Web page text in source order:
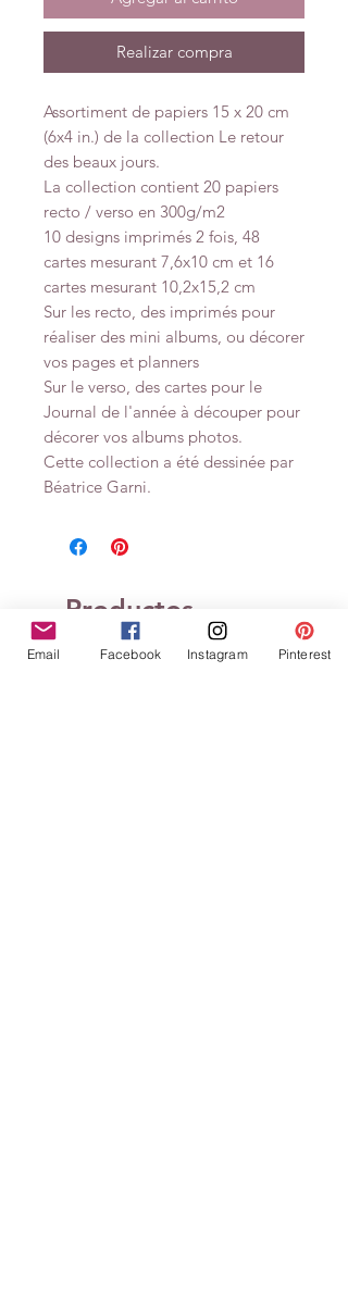
Realizar compra
Assortiment de papiers 15 x 20 cm
(6x4 in.) de la collection Le retour
des beaux jours.
La collection contient 20 papiers
recto / verso en 300g/m2
10 designs imprimés 2 fois, 48
cartes mesurant 7,6x10 cm et 16
cartes mesurant 10,2x15,2 cm
Sur les recto, des imprimés pour
réaliser des mini albums, ou décorer
vos pages et planners
Sur le verso, des cartes pour le
Journal de l'année à découper pour
décorer vos albums photos.
Cette collection a été dessinée par
Béatrice Garni.
Productos
relacionados
Email Facebook Instagram Pinterest